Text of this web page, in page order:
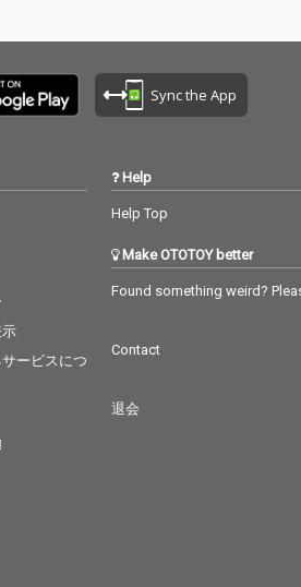
併せ持ち、butajiとの
二人の声はときに交錯
しながら、感情の地層
に共鳴することで、時
代の輪郭を映し出して
います。 さまざまな感
において、それでもな
る」という美しさを手
き手の内側にある不安
や孤独にそっと触れな
込むようなミディア
併せ持ち、
二人の声はと
しながら、感
代の輪郭を
において、そ
る」という
Sync the App
ービスにつ
Help
Help Top
Make OTOTOY better
Found something weird?
Contact
退会